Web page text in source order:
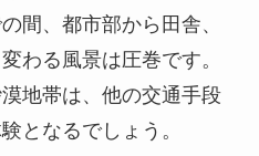
間、都市部から田舎、
わる風景は圧巻です。
地帯は、他の交通手段
となるでしょう。